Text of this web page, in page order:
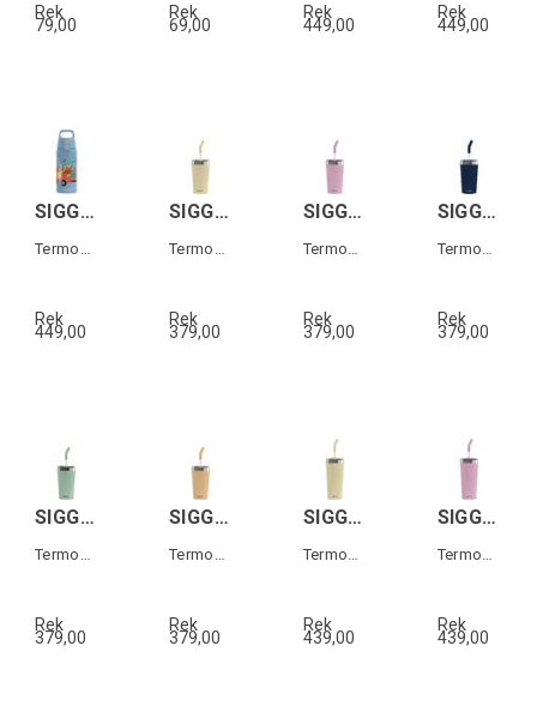
Rek
79,00
Rek
69,00
Rek
449,00
Rek
449,00
SIGG SHIELD THERM ONE KIDS Pompiers 0,5L
Rek
449,00
SIGG HELIA TRAVEL MUG Gul 0,45 L
Rek
379,00
SIGG HELIA TRAVEL MUG Rosa 0,45 L
Rek
379,00
SIGG HELIA TRAVEL MUG Mörkblå 0,45 L
Rek
379,00
SIGG HELIA TRAVEL MUG Grön 0,45 L
Termos-mugg med sugrör
Rek
379,00
SIGG HELIA TRAVEL MUG Orange 0,45 L
Termos-mugg med sugrör
Rek
379,00
SIGG HELIA TRAVEL MUG Gul 0,6 L
Termos-mugg med sugrör
Rek
439,00
SIGG HELIA TRAVEL MUG Rosa 0,6 L
Termos-mugg med sugrör
Rek
439,00